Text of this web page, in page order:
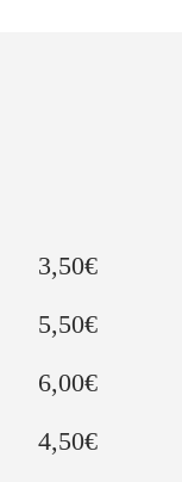
3,50€
5,50€
6,00€
4,50€